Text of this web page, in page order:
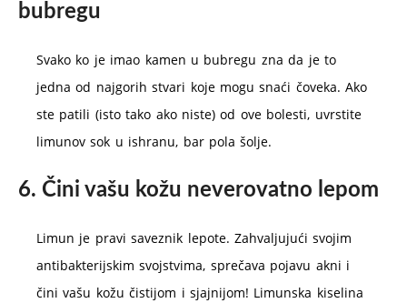
bubregu
Svako ko je imao kamen u bubregu zna da je to
jedna od najgorih stvari koje mogu snaći čoveka. Ako
ste patili (isto tako ako niste) od ove bolesti, uvrstite
limunov sok u ishranu, bar pola šolje.
6. Čini vašu kožu neverovatno lepom
Limun je pravi saveznik lepote. Zahvaljujući svojim
antibakterijskim svojstvima, sprečava pojavu akni i
čini vašu kožu čistijom i sjajnijom! Limunska kiselina